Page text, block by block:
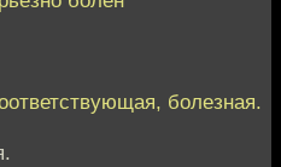
болезная.